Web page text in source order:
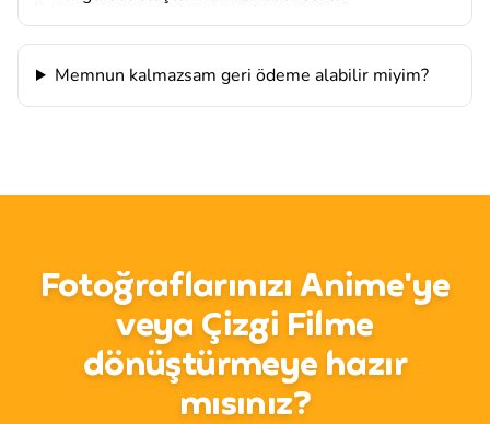
Memnun kalmazsam geri ödeme alabilir miyim?
Fotoğraflarınızı Anime'ye
veya Çizgi Filme
dönüştürmeye hazır
mısınız?